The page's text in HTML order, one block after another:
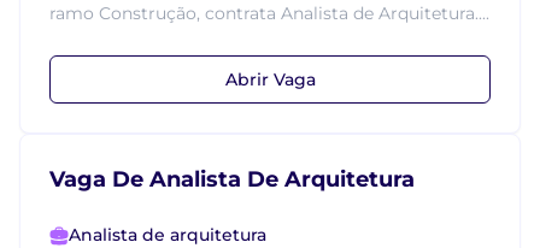
ramo Construção, contrata Analista de Arquitetura....
Abrir Vaga
Vaga De Analista De Arquitetura
Analista de arquitetura